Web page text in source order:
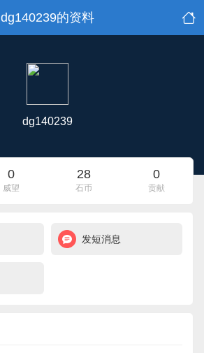
dg140239的资料
dg140239
0
威望
28
石币
0
贡献
发短消息